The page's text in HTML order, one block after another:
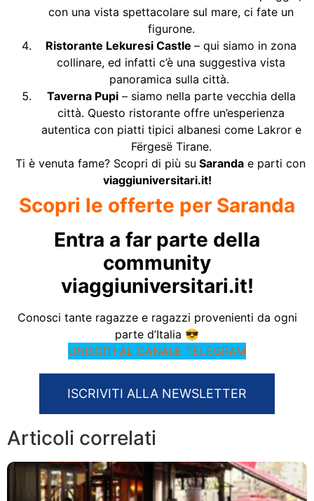
con una vista spettacolare sul mare, ci fate un
figurone.
Ristorante Lekuresi Castle – qui siamo in zona
collinare, ed infatti c’è una suggestiva vista
panoramica sulla città.
Taverna Pupi– siamo nella parte vecchia della
città. Questo ristorante offre un’esperienza
autentica con piatti tipici albanesi come Lakror e
Fërgesë Tirane.
Ti è venuta fame? Scopri di più su Saranda e parti con
viaggiuniversitari.it!
Scopri le offerte per Saranda
Entra a far parte della
community
viaggiuniversitari.it!
Conosci tante ragazze e ragazzi provenienti da ogni
parte d’Italia 😎
UNISCITI AL CANALE TELEGRAM
ISCRIVITI ALLA NEWSLETTER
Articoli correlati